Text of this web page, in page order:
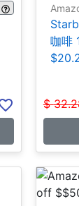
咖啡
$